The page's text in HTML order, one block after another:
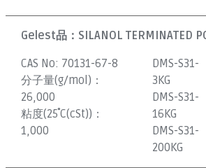
Gelest品： SILANOL TERMINATED
CAS No: 70131-67-8
分子量(g/mol)：
26,000
粘度(25˚C(cSt))：
1,000
DMS-S31-
3KG
DMS-S31-
16KG
DMS-S31-
200KG